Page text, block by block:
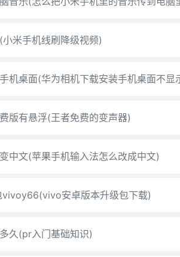
米手机线刷降级视频)
机桌面(华为相机下载安装手机桌面不显
版有悬浮(王者免费的变声器)
中文(苹果手机输入法怎么改成中文)
vivoy66(vivo安卓版本升级包下载)
久(pr入门基础知识)